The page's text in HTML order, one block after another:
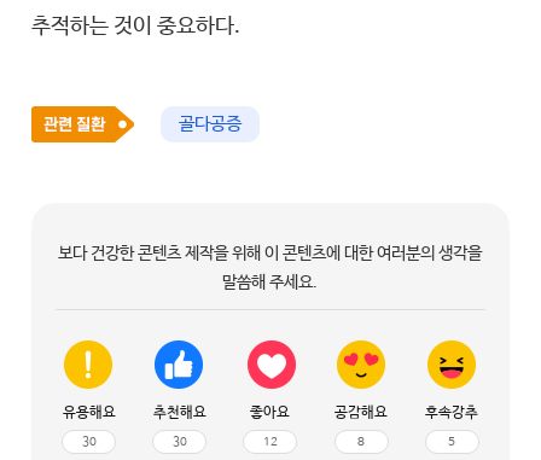
추적하는 것이 중요하다.
골다공증
보다 건강한 콘텐츠 제작을 위해 이 콘텐츠에 대한 여러분의 생각을
말씀해 주세요.
유용해요
30
추천해요
30
좋아요
12
공감해요
8
후속강추
5